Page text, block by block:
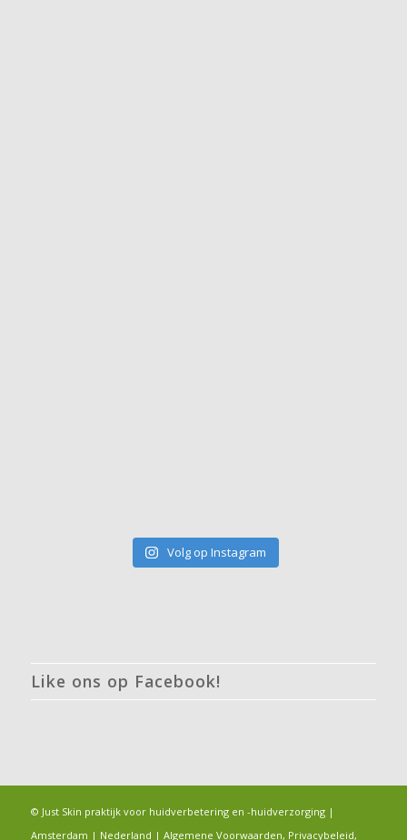
Volg op Instagram
Like ons op Facebook!
© Just Skin praktijk voor huidverbetering en -huidverzorging |
Amsterdam | Nederland | Algemene Voorwaarden, Privacybeleid,